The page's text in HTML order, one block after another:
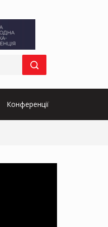
Конференції